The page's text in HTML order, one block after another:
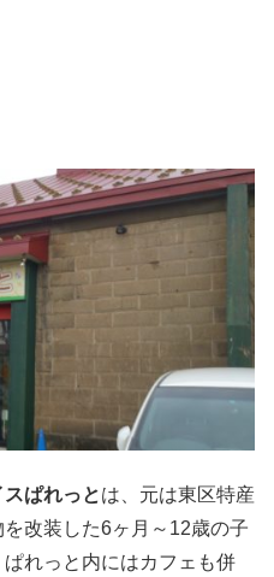
ぱれっとは、元は東区特産
改装した6ヶ月～12歳の子
れっと内にはカフェも併